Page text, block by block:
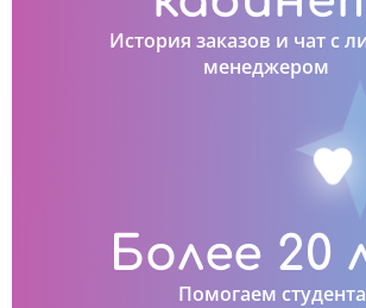
История заказов и чат с
менеджером
Более 20
Помогаем